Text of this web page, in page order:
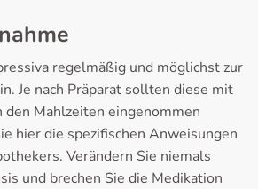
regelmäßig und möglichst zur
Je nach Präparat sollten diese mit
den Mahlzeiten eingenommen
hier die spezifischen Anweisungen
Verändern Sie niemals
und brechen Sie die Medikation